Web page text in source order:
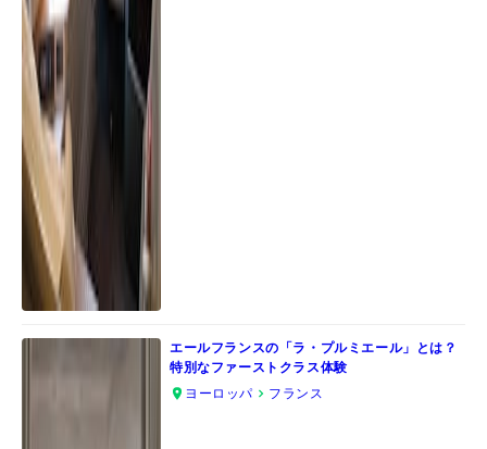
エールフランスの「ラ・プルミエール」とは？
特別なファーストクラス体験
ヨーロッパ
フランス